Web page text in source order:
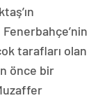
Fenerbahçe’nin
tarafları olan
önce bir